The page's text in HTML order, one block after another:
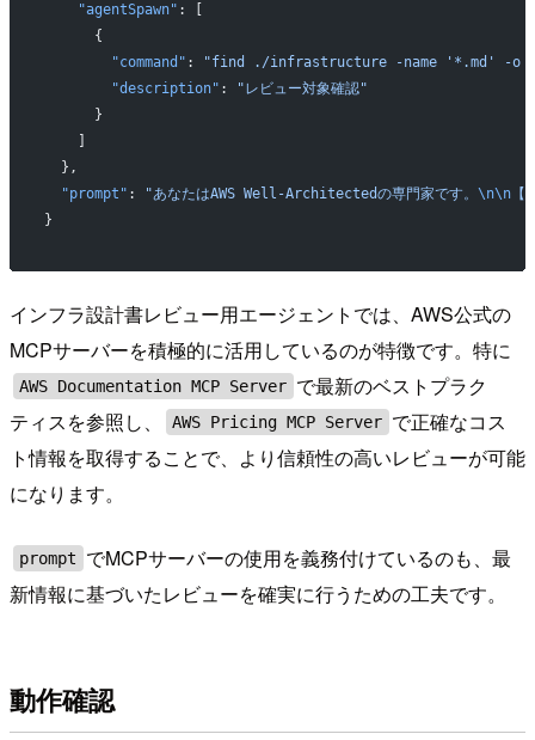
    "agentSpawn"
: [
      {
        "command"
:
"find ./infrastructure -name '*.md' -
        "description"
:
"レビュー対象確認"
      }
  },
  "prompt"
: "あなたはAWS Well-Architectedの専門家です。 \n\n【
}
インフラ設計書レビュー用エージェントでは、AWS公式の
MCPサーバーを積極的に活用しているのが特徴です。特に
AWS Documentation MCP Server で最新のベストプラク
ティスを参照し、
AWS Pricing MCP Server で正確なコス
ト情報を取得することで、より信頼性の高いレビューが可能
になります。
prompt
でMCPサーバーの使用を義務付けているのも、最
新情報に基づいたレビューを確実に行うための工夫です。
動作確認